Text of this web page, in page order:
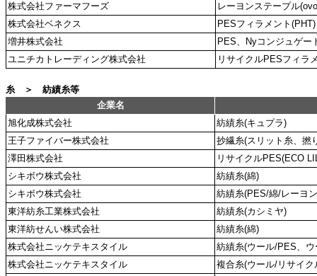
株式会社ファーマフーズ
レーヨンステープル
株式会社ベネクス
PESフィラメント(PHT)
増井株式会社
PES、Nyコンジュゲー
ユニチカトレーディング株式会社
リサイクルPESフィラ
糸 ＞ 紡績糸等
企業名
旭化成株式会社
紡績糸(キュプラ)
王子ファイバー株式会社
抄繊糸(スリット糸、
澤田株式会社
リサイクルPES(ECO
シキボウ株式会社
紡績糸(綿)
シキボウ株式会社
紡績糸(PES/綿/レーヨ
東洋紡糸工業株式会社
紡績糸(カシミヤ)
東洋紡せんい株式会社
紡績糸(綿)
株式会社ニッケテキスタイル
紡績糸(ウール/PES、
株式会社ニッケテキスタイル
複合糸(ウール/リサイク